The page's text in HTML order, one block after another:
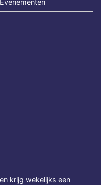
krijg wekelijks een